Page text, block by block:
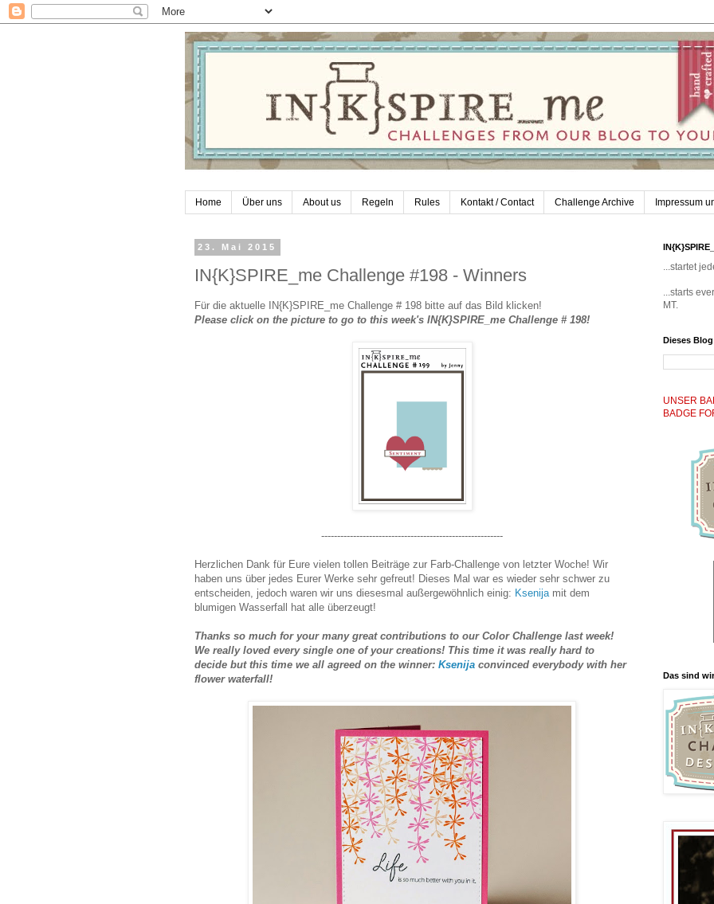
Home Über uns About us Regeln Rules Kontakt / Contact Challenge Archive Impressum
23. Mai 2015
IN{K}SPIRE_me Challenge #198 - Winners
Für die aktuelle IN{K}SPIRE_me Challenge # 198 bitte auf das Bild klicken!
Please click on the picture to go to this week's IN{K}SPIRE_me Challenge # 198!
---------------------------------------------------------
Herzlichen Dank für Eure vielen tollen Beiträge zur Farb-Challenge von letzter Woche! Wir
haben uns über jedes Eurer Werke sehr gefreut! Dieses Mal war es wieder sehr schwer zu
entscheiden, jedoch waren wir uns diesesmal außergewöhnlich einig: Ksenijamit dem
blumigen Wasserfall hat alle überzeugt!
Thanks so much for your many great contributions to our Color Challenge last week!
We really loved every single one of your creations! This time it was really hard to
decide but this time we all agreed on the winner: Ksenija convinced everybody with her
flower waterfall!
...startet
...starts
MT.
Dieses
UNSER
BADGE
Das sind